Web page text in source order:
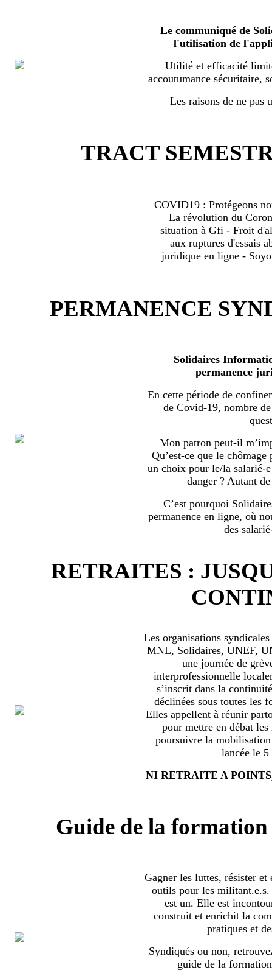
Le communiqué de
l'utilisation de
Utilité et efficacité
accoutumance sécuritaire,
Les raisons de ne pas
TRACT
COVID19 : Protégeons
La révolution du
situation à Gfi - Froit
aux ruptures d'essais
juridique en ligne -
PERMANENCE
Solidaires
permanence
En cette période de
de Covid-19, nombre
Mon patron peut-il
Qu’est-ce que le
un choix pour le/la salarié-
danger ? Autant
C’est pourquoi
permanence en ligne, où
des
RETRAITES :
Les organisations
MNL, Solidaires, UNEF,
une journée de
interprofessionnelle
s’inscrit dans la
déclinées sous toutes les
Elles appellent à réunir
pour mettre en débat
poursuivre la
lancée le 5
NI RETRAITE A
Guide de la
Gagner les luttes, résister et
outils pour les
est un. Elle est
construit et enrichit la
pratiques et
Syndiqués ou non,
guide de la